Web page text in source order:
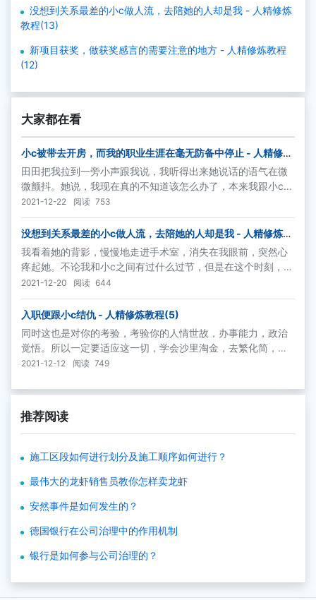
没想到关系最差的小c做人流，去陪她的人却是我 - 人精修炼
教程(13)
新项目获奖，做获奖感言的需要注意的地方 - 人精修炼教程
(12)
大家都在看
小c被带去开房，而我的职业生涯在毫无防备中停止 - 人精修炼
教程(完)
田田把我拉到一旁小声跟我说，我听得出来她说话的语气在微
微颤抖。她说，我现在真的不知道该怎么办了，本来我跟小c是
送客户上来开房休息的，但是那个客户喝多了把小c带进去了，
小c其实也喝多了，乐颠颠地就跟着进去了。我实在是没拦住。
2021-12-22 阅读 753
没想到关系最差的小c做人流，去陪她的人却是我 - 人精修炼教
程(13)
我看着她的背影，慢慢地走进手术室，消失在我眼前，突然心
疼起她。不论我和小c之间有过什么过节，但是在这个时刻，作
为旁观者，有哪个男人还会无动于衷地继续选择铁石心肠呢？
2021-12-20 阅读 644
入职便跟小c结仇 - 人精修炼教程(5)
同时这也是对你的考验，考验你的人情世故，办事能力，政治
觉悟。所以一定要适应这一切，学会沙里淘金，去繁化简，找
到最重要的信息量，努力让领导满意。频道里与我一同入职的
好了。
2021-12-12 阅读 749
推荐阅读
施工区段如何进行划分及施工顺序如何进行？
最伟大的龙虾销售员教你怎样卖龙虾
安然事件是如何发生的？
德国银行在公司治理中的作用机制
银行是如何参与公司治理的？